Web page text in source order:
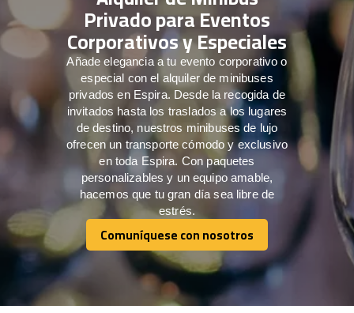
Privado para Eventos
Corporativos y Especiales
Añade elegancia a tu evento corporativo o
especial con el alquiler de minibuses
privados en Espira. Desde la recogida de
invitados hasta los traslados a los lugares
de destino, nuestros minibuses de lujo
ofrecen un transporte cómodo y exclusivo
en toda Espira. Con paquetes
personalizables y un equipo amable,
hacemos que tu gran día sea libre de
estrés.
Comuníquese con nosotros
Comuníquese con nosotros